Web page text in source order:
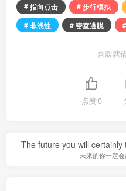
# 指向点击
# 步行模拟
# 非线性
# 密室逃脱
喜欢就
点赞0
The future you will
未来的你一定